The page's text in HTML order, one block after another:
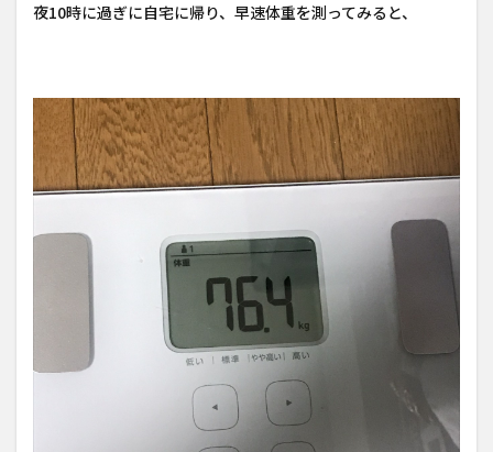
夜10時に過ぎに自宅に帰り、早速体重を測ってみると、